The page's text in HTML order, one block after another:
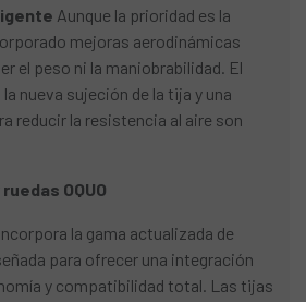
Aunque la prioridad es la
mejoras aerodinámicas
el peso ni la maniobrabilidad. El
nueva sujeción de la tija y una
reducir la resistencia al aire son
OQUO
la gama actualizada de
para ofrecer una integración
y compatibilidad total. Las tijas